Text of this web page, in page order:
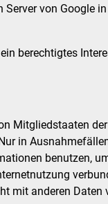
von Google
berechtigtes
Mitgliedstaaten
in
benutzen,
mit anderen